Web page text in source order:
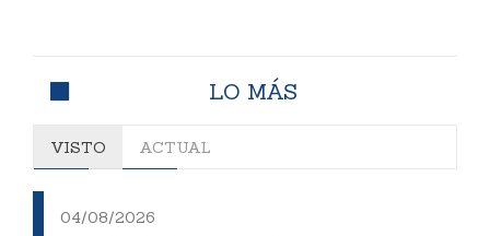
LO MÁS
VISTO ACTUAL
04/08/2026